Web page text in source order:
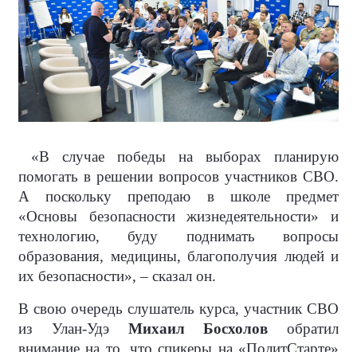
«В случае победы на выборах планирую
помогать в решении вопросов участников СВО.
А поскольку преподаю в школе предмет
«Основы безопасности жизнедеятельности» и
технологию, буду поднимать вопросы
образования, медицины, благополучия людей и
их безопасности», – сказал он.
В свою очередь слушатель курса, участник СВО
из Улан-Удэ Михаил Босхолов обратил
внимание на то, что спикеры на «ПолитСтарте»